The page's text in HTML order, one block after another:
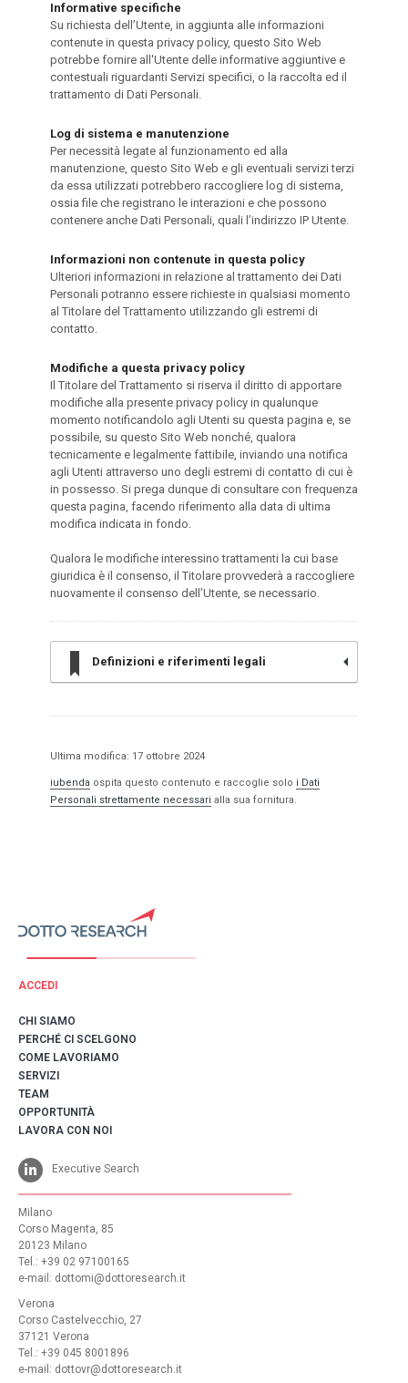
Informative specifiche
Su richiesta dell’Utente, in aggiunta alle informazioni
contenute in questa privacy policy, questo Sito Web
potrebbe fornire all'Utente delle informative aggiuntive e
contestuali riguardanti Servizi specifici, o la raccolta ed il
trattamento di Dati Personali.
Log di sistema e manutenzione
Per necessità legate al funzionamento ed alla
manutenzione, questo Sito Web e gli eventuali servizi terzi
da essa utilizzati potrebbero raccogliere log di sistema,
ossia file che registrano le interazioni e che possono
contenere anche Dati Personali, quali l’indirizzo IP Utente.
Informazioni non contenute in questa policy
Ulteriori informazioni in relazione al trattamento dei Dati
Personali potranno essere richieste in qualsiasi momento
al Titolare del Trattamento utilizzando gli estremi di
contatto.
Modifiche a questa privacy policy
Il Titolare del Trattamento si riserva il diritto di apportare
modifiche alla presente privacy policy in qualunque
momento notificandolo agli Utenti su questa pagina e, se
possibile, su questo Sito Web nonché, qualora
tecnicamente e legalmente fattibile, inviando una notifica
agli Utenti attraverso uno degli estremi di contatto di cui è
in possesso. Si prega dunque di consultare con frequenza
questa pagina, facendo riferimento alla data di ultima
modifica indicata in fondo.
Qualora le modifiche interessino trattamenti la cui base
giuridica è il consenso, il Titolare provvederà a raccogliere
nuovamente il consenso dell’Utente, se necessario.
Definizioni e riferimenti legali
Ultima modifica: 17 ottobre 2024
iubenda ospita questo contenuto e raccoglie solo i Dati
Personali strettamente necessari alla sua fornitura.
Milano
Corso Magenta, 85
20123 Milano
Tel.: +39 02 97100165
e-mail: dottomi@dottoresearch.it
Verona
Corso Castelvecchio, 27
37121 Verona
Tel.: +39 045 8001896
e-mail: dottovr@dottoresearch.it
ACCEDI
CHI SIAMO
PERCHÉ CI SCELGONO
COME LAVORIAMO
SERVIZI
TEAM
OPPORTUNITÀ
LAVORA CON NOI
Executive Search